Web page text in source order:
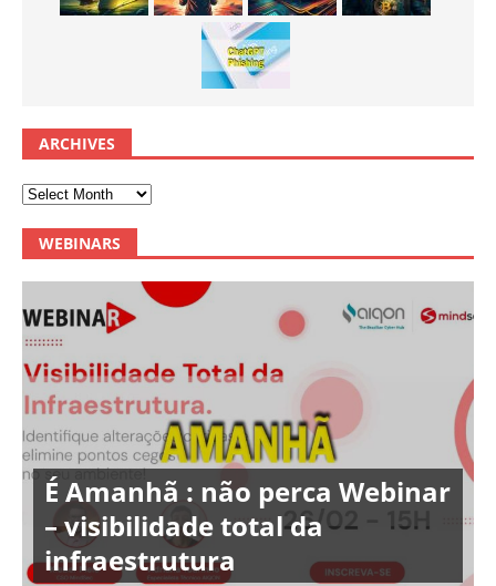
ARCHIVES
WEBINARS
É Amanhã : não perca Webinar
– visibilidade total da
infraestrutura